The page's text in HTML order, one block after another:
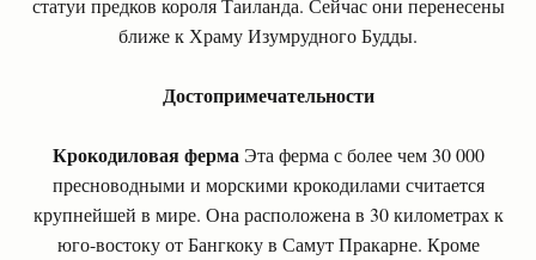
статуи предков короля Таиланда. Сейчас они перенесены
ближе к Храму Изумрудного Будды.
Достопримечательности
Крокодиловая ферма Эта ферма с более чем 30 000
пресноводными и морскими крокодилами считается
крупнейшей в мире. Она расположена в 30 километрах к
юго-востоку от Бангкоку в Самут Пракарне. Кроме